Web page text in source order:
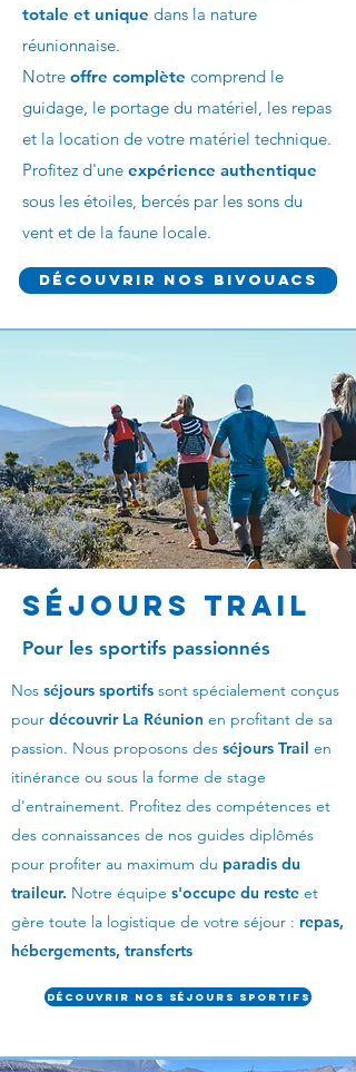
totale et unique dans la nature
réunionnaise.
Notre offre complète comprend le
guidage, le portage du matériel, les repas
et la location de votre matériel technique.
Profitez d'une expérience authentique
sous les étoiles, bercés par les sons du
vent et de la faune locale.
Découvrir nos bivouacs
Séjours TRAIL
Pour les sportifs passionnés
Nos séjours sportifs sont spécialement conçus
pour découvrir La Réunion en profitant de sa
passion. Nous proposons des séjours Trail en
itinérance ou sous la forme de stage
d'entrainement. Profitez des compétences et
des connaissances de nos guides diplômés
pour profiter au maximum du paradis du
traileur. Notre équipe s'occupe du reste et
gère toute la logistique de votre séjour : repas,
hébergements, transferts
Découvrir nos séjours sportifs